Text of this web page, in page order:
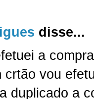
disse...
a
crtão vou
duplicado a